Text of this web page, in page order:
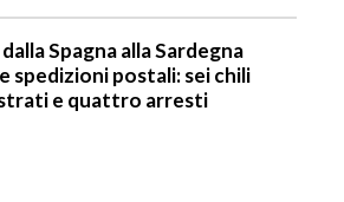
Spagna alla Sardegna
spedizioni postali: sei chili
e quattro arresti